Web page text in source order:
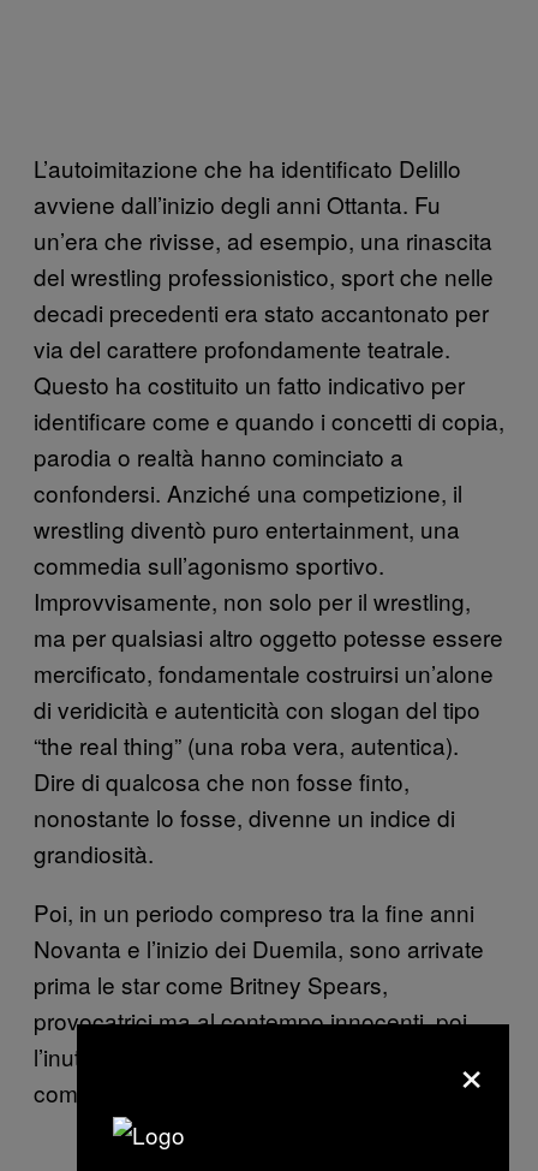
L’autoimitazione che ha identificato Delillo
avviene dall’inizio degli anni Ottanta. Fu
un’era che rivisse, ad esempio, una rinascita
del wrestling professionistico, sport che nelle
decadi precedenti era stato accantonato per
via del carattere profondamente teatrale.
Questo ha costituito un fatto indicativo per
identificare come e quando i concetti di copia,
parodia o realtà hanno cominciato a
confondersi. Anziché una competizione, il
wrestling diventò puro entertainment, una
commedia sull’agonismo sportivo.
Improvvisamente, non solo per il wrestling,
ma per qualsiasi altro oggetto potesse essere
mercificato, fondamentale costruirsi un’alone
di veridicità e autenticità con slogan del tipo
“the real thing” (una roba vera, autentica).
Dire di qualcosa che non fosse finto,
nonostante lo fosse, divenne un indice di
grandiosità.
Poi, in un periodo compreso tra la fine anni
Novanta e l’inizio dei Duemila, sono arrivate
prima le star come Britney Spears,
provocatrici ma al contempo innocenti, poi
l’inutile folk nostalgico dei Mumford e
compagnia bella.
×